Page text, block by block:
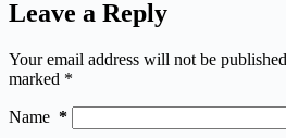
Leave a Reply
Your email address will not be
marked *
Name *